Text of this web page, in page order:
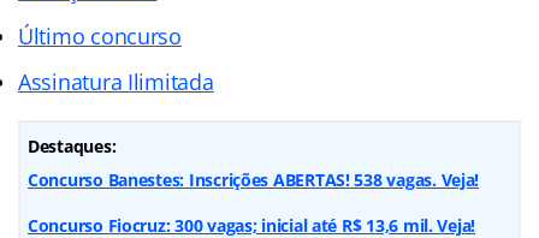
Último concurso
Assinatura Ilimitada
Destaques:
Concurso Banestes: Inscrições ABERTAS! 538 vagas. Veja!
Concurso Fiocruz: 300 vagas; inicial até R$ 13,6 mil. Veja!